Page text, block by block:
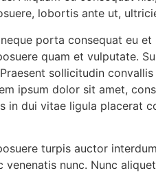
lobortis ante ut,
porta consequat eu
quam et vulputate.
sollicitudin
ipsum dolor sit amet,
in dui vitae ligula placerat
turpis auctor
nunc. Nunc